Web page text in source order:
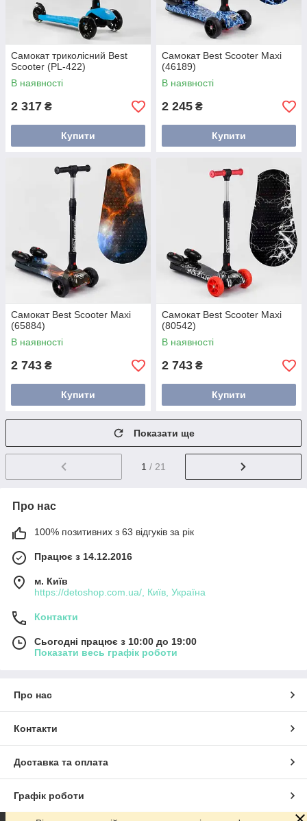
Самокат триколісний Best
Scooter (PL-422)
В наявності
2 317 ₴
Купити
Самокат Best Scooter Maxi
(46189)
В наявності
2 245 ₴
Купити
Самокат Best Scooter Maxi
(65884)
В наявності
2 743 ₴
Купити
Самокат Best Scooter Maxi
(80542)
В наявності
2 743 ₴
Купити
Показати ще
1 / 21
Про нас
100% позитивних з 63 відгуків за рік
Працює з 14.12.2016
м. Київ
https://detoshop.com.ua/, Київ, Україна
Контакти
Сьогодні працює з 10:00 до 19:00
Показати весь графік роботи
Про нас
Контакти
Доставка та оплата
Графік роботи